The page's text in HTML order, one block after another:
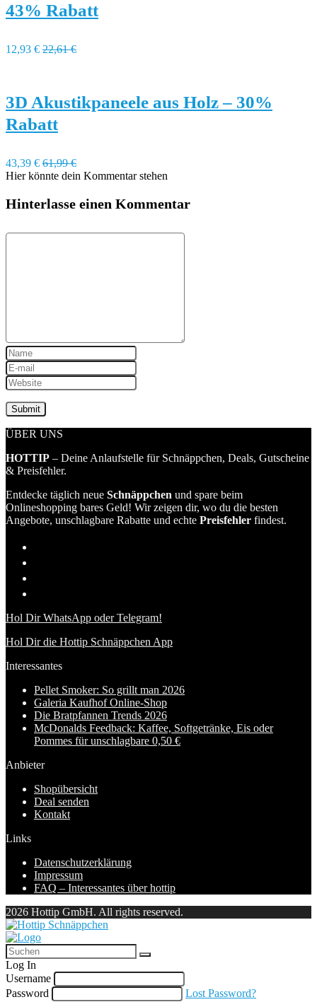
43% Rabatt
12,93 € 22,61 €
3D Akustikpaneele aus Holz – 30%
Rabatt
43,39 € 61,99 €
Hier könnte dein Kommentar stehen
Hinterlasse einen Kommentar
ÜBER UNS
HOTTIP – Deine Anlaufstelle für Schnäppchen, Deals, Gutscheine
& Preisfehler.
Entdecke täglich neue Schnäppchen und spare beim
Onlineshopping bares Geld! Wir zeigen dir, wo du die besten
Angebote, unschlagbare Rabatte und echte Preisfehler findest.
Hol Dir WhatsApp oder Telegram!
Hol Dir die Hottip Schnäppchen App
Interessantes
Pellet Smoker: So grillt man 2026
Galeria Kaufhof Online-Shop
Die Bratpfannen Trends 2026
McDonalds Feedback: Kaffee, Softgetränke, Eis oder
Pommes für unschlagbare 0,50 €
Anbieter
Shopübersicht
Deal senden
Kontakt
Links
Datenschutzerklärung
Impressum
FAQ – Interessantes über hottip
2026 Hottip GmbH. All rights reserved.
Log In
Username
Password
Lost Password?